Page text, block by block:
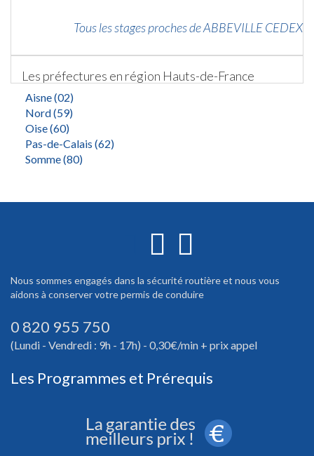
Tous les stages proches de ABBEVILLE CEDEX
Les préfectures en région Hauts-de-France
Aisne (02)
Nord (59)
Oise (60)
Pas-de-Calais (62)
Somme (80)
Nous sommes engagés dans la sécurité routière et nous vous
aidons à conserver votre permis de conduire
0 820 955 750
(Lundi - Vendredi : 9h - 17h) - 0,30€/min + prix appel
Les Programmes et Prérequis